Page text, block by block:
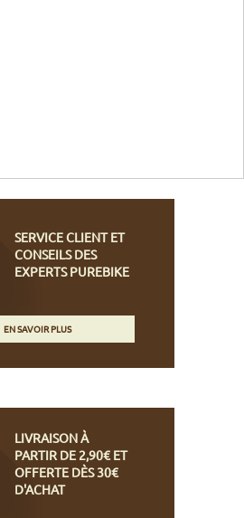
SERVICE CLIENT ET
CONSEILS DES
EXPERTS PUREBIKE
EN SAVOIR PLUS
LIVRAISON À
PARTIR DE 2,90€ ET
OFFERTE DÈS 30€
D'ACHAT